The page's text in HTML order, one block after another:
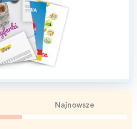
Najnowsze
Północ
Wszystkie
Wybieram